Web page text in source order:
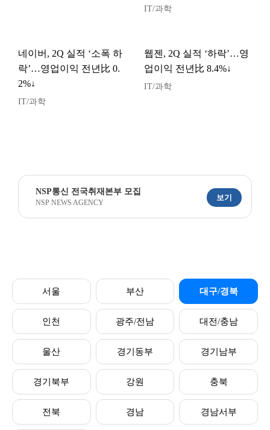
IT/과학
네이버, 2Q 실적 ‘소폭 하
락’…영업이익 전년比 0.
2%↓
IT/과학
웹젠, 2Q 실적 ‘하락’…영
업이익 전년比 8.4%↓
IT/과학
NSP통신 전국취재본부 모집
NSP NEWS AGENCY
보기
서울 부산 대구/경북
인천 광주/전남 대전/충남
울산 경기동부 경기남부
경기북부 강원 충북
전북 경남 경남서부